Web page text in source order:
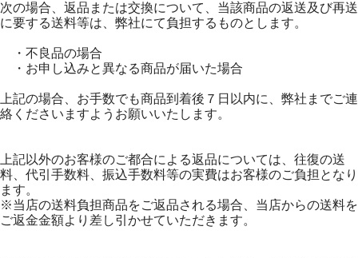
次の場合、返品または交換について、当該商品の返送及び再送
に要する送料等は、弊社にて負担するものとします。
・不良品の場合
・お申し込みと異なる商品が届いた場合
上記の場合、お手数でも商品到着後７日以内に、弊社までご連
絡くださいますようお願いいたします。
上記以外のお客様のご都合による返品については、往復の送
料、代引手数料、振込手数料等の実費はお客様のご負担となり
ます。
※当店の送料負担商品をご返品される場合、当店からの送料を
ご返金金額より差し引かせていただきます。